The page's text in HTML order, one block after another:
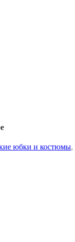
юбки и костюмы,